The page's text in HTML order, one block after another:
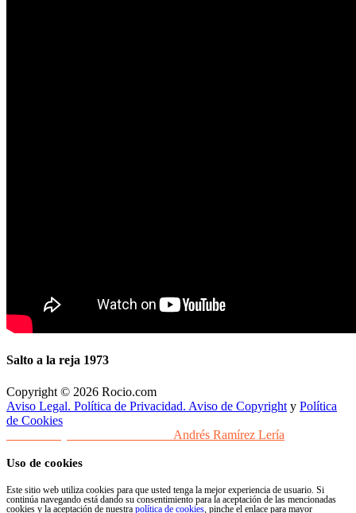
Salto a la reja 1973
Copyright © 2026 Rocio.com
Aviso Legal. Política de Privacidad. Aviso de Copyright y Política
de Cookies
Andrés Ramírez Lería
Uso de cookies
Este sitio web utiliza cookies para que usted tenga la mejor experiencia de usuario. Si
continúa navegando está dando su consentimiento para la aceptación de las mencionadas
cookies y la aceptación de nuestra política de cookies, pinche el enlace para mayor